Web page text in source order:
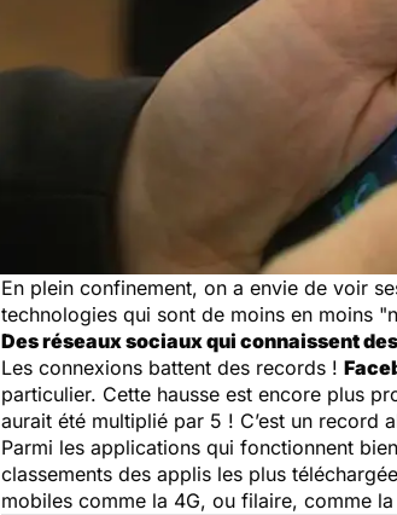
En plein confinement, on a envie de voir
technologies qui sont de moins en moins
Des réseaux sociaux qui connaissent
Les connexions battent des records !
particulier. Cette hausse est encore plus
aurait été multiplié par 5 ! C’est un record
Parmi les applications qui fonctionnent
classements des applis les plus
mobiles comme la 4G, ou filaire, comme